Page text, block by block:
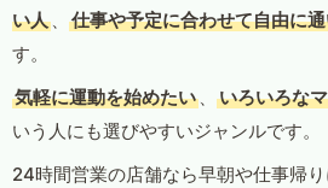
い人 、 仕事や予定に合わせて自由に
す。
気軽に運動を始めたい 、 いろいろな
いう人にも選びやすいジャンルです。
24時間営業の店舗なら早朝や仕事帰